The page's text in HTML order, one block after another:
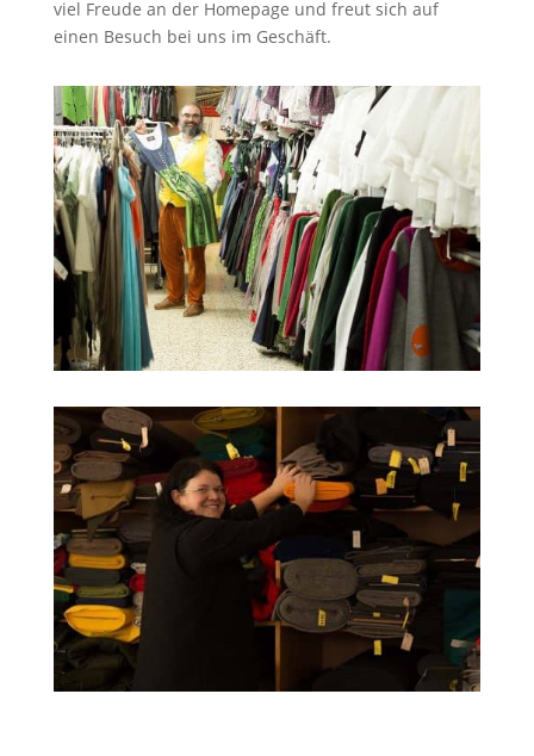
viel Freude an der Homepage und freut sich auf
einen Besuch bei uns im Geschäft.